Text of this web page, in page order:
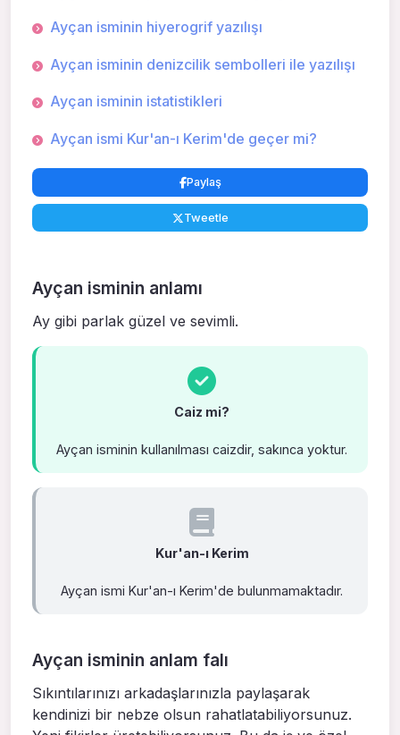
Ayçan isminin hiyerogrif yazılışı
Ayçan isminin denizcilik sembolleri ile yazılışı
Ayçan isminin istatistikleri
Ayçan ismi Kur'an-ı Kerim'de geçer mi?
Paylaş
Tweetle
Ayçan isminin anlamı
Ay gibi parlak güzel ve sevimli.
Caiz mi?
Ayçan isminin kullanılması caizdir, sakınca yoktur.
Kur'an-ı Kerim
Ayçan ismi Kur'an-ı Kerim'de bulunmamaktadır.
Ayçan isminin anlam falı
Sıkıntılarınızı arkadaşlarınızla paylaşarak
kendinizi bir nebze olsun rahatlatabiliyorsunuz.